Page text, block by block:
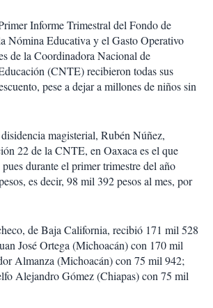
Informe Trimestral del Fondo de
Nómina Educativa y el Gasto Operativo
de la Coordinadora Nacional de
(CNTE) recibieron todas sus
pese a dejar a millones de niños sin
magisterial, Rubén Núñez,
22 de la CNTE, en Oaxaca es el que
durante el primer trimestre del año
es decir, 98 mil 392 pesos al mes, por
de Baja California, recibió 171 mil 528
José Ortega (Michoacán) con 170 mil
Almanza (Michoacán) con 75 mil 942;
Alejandro Gómez (Chiapas) con 75 mil